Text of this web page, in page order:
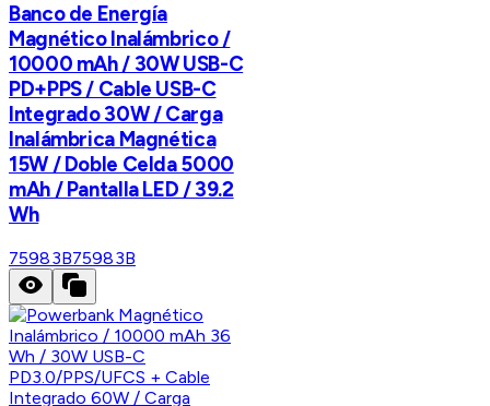
Banco de Energía
Magnético Inalámbrico /
10000 mAh / 30W USB-C
PD+PPS / Cable USB-C
Integrado 30W / Carga
Inalámbrica Magnética
15W / Doble Celda 5000
mAh / Pantalla LED / 39.2
Wh
75983B75983B